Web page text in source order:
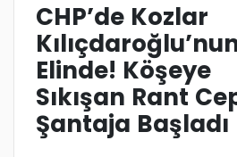
CHP’de Kozlar
Elinde! Köşeye
Sıkışan Rant
Şantaja Başladı